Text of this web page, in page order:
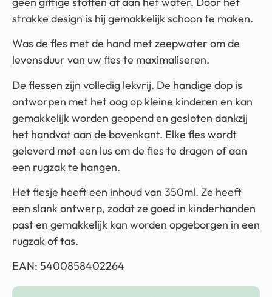
strakke design is hij gemakkelijk schoon te maken.
Was de fles met de hand met zeepwater om de
levensduur van uw fles te maximaliseren.
De flessen zijn volledig lekvrij. De handige dop is
ontworpen met het oog op kleine kinderen en kan
gemakkelijk worden geopend en gesloten dankzij
het handvat aan de bovenkant. Elke fles wordt
geleverd met een lus om de fles te dragen of aan
een rugzak te hangen.
Het flesje heeft een inhoud van 350ml. Ze heeft
een slank ontwerp, zodat ze goed in kinderhanden
past en gemakkelijk kan worden opgeborgen in een
rugzak of tas.
EAN: 5400858402264